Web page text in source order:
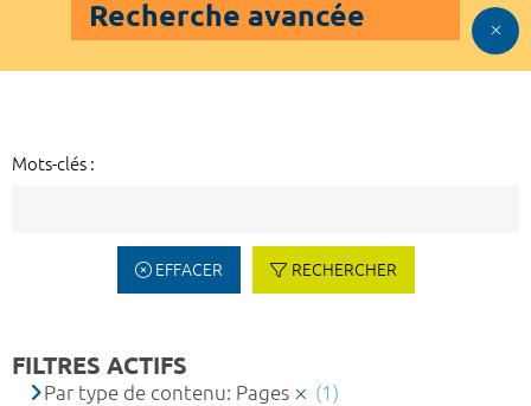
Recherche avancée
Mots-clés :
EFFACER RECHERCHER
FILTRES ACTIFS
Par type de contenu: Pages
(1)